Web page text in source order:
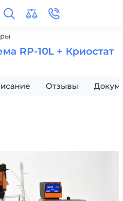
RP-10L + Криостат
Отзывы